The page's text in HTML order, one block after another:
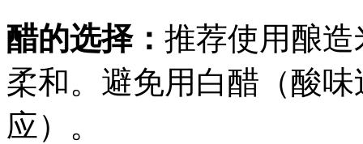
醋的选择： 推荐使用酿
柔和。避免用白醋（酸
应）。